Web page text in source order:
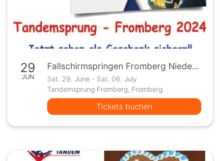
29
JUN
Fallschirmspringen Fromberg Niederösterreich Tandemsprung
Sat. 29. June - Sat. 06. July
Tandemsprung Fromberg, Fromberg
Tickets buchen